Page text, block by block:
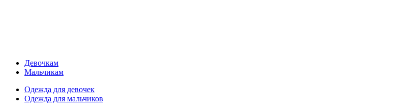
Девочкам
Мальчикам
Одежда для девочек
Одежда для мальчиков